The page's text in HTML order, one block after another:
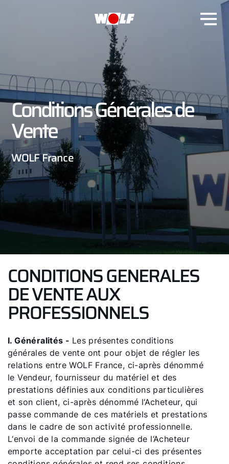
Conditions Générales de
Vente
WOLF France
CONDITIONS GENERALES
DE VENTE AUX
PROFESSIONNELS
I. Généralités - Les présentes conditions
générales de vente ont pour objet de régler les
relations entre WOLF France, ci-après dénommé
le Vendeur, fournisseur du matériel et des
prestations définies aux conditions particulières
et son client, ci-après dénommé l‘Acheteur, qui
passe commande de ces matériels et prestations
dans le cadre de son activité professionnelle.
L‘envoi de la commande signée de l‘Acheteur
emporte acceptation par celui-ci des présentes